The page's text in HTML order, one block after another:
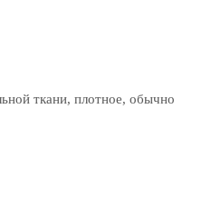
ткани, плотное, обычно